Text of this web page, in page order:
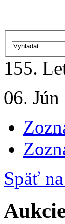
155.
06.
Späť